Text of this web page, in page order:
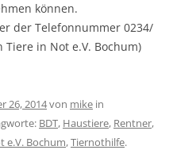
können.
der Telefonnummer 0234/
Tiere in Not e.V. Bochum)
26, 2014von mike in
BDT, Haustiere, Rentner,
e.V. Bochum,Tiernothilfe.